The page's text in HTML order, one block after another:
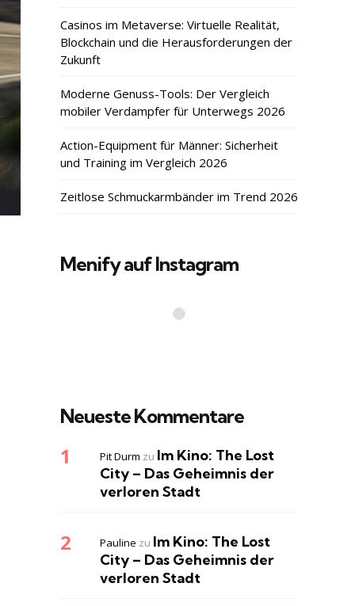
Casinos im Metaverse: Virtuelle Realität,
Blockchain und die Herausforderungen der
Zukunft
Moderne Genuss-Tools: Der Vergleich
mobiler Verdampfer für Unterwegs 2026
Action-Equipment für Männer: Sicherheit
und Training im Vergleich 2026
Zeitlose Schmuckarmbänder im Trend 2026
Menify auf Instagram
Neueste Kommentare
Pit Durm zu Im Kino: The Lost
City – Das Geheimnis der
verloren Stadt
Pauline zu Im Kino: The Lost
City – Das Geheimnis der
verloren Stadt